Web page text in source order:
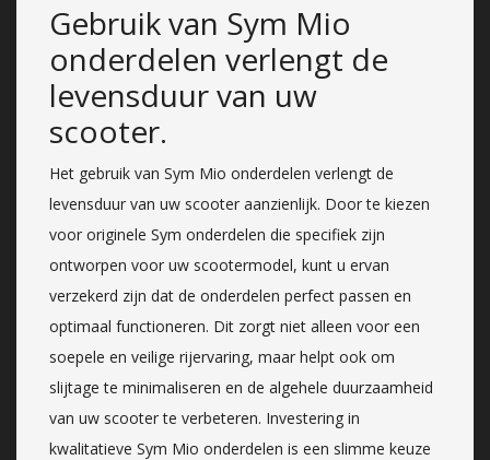
Gebruik van Sym Mio
onderdelen verlengt de
levensduur van uw
scooter.
Het gebruik van Sym Mio onderdelen verlengt de
levensduur van uw scooter aanzienlijk. Door te kiezen
voor originele Sym onderdelen die specifiek zijn
ontworpen voor uw scootermodel, kunt u ervan
verzekerd zijn dat de onderdelen perfect passen en
optimaal functioneren. Dit zorgt niet alleen voor een
soepele en veilige rijervaring, maar helpt ook om
slijtage te minimaliseren en de algehele duurzaamheid
van uw scooter te verbeteren. Investering in
kwalitatieve Sym Mio onderdelen is een slimme keuze